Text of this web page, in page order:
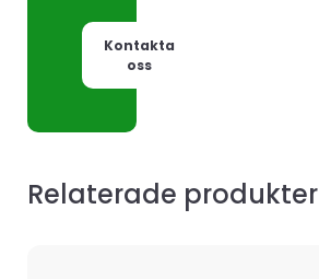
Kontakta
oss
Relaterade produkter